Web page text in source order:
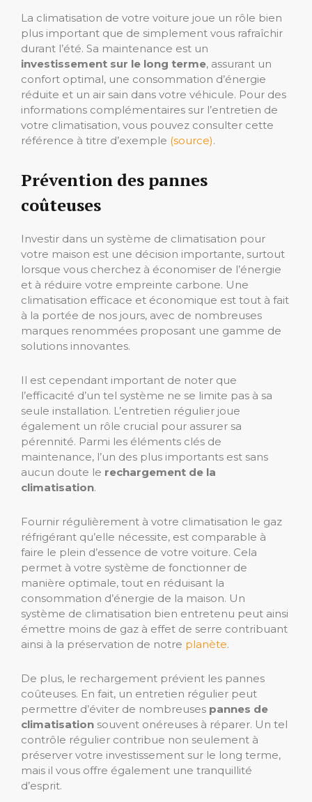
La climatisation de votre voiture joue un rôle bien
plus important que de simplement vous rafraîchir
durant l’été. Sa maintenance est un
investissement sur le long terme, assurant un
confort optimal, une consommation d’énergie
réduite et un air sain dans votre véhicule. Pour des
informations complémentaires sur l’entretien de
votre climatisation, vous pouvez consulter cette
référence à titre d’exemple (source).
Prévention des pannes
coûteuses
Investir dans un système de climatisation pour
votre maison est une décision importante, surtout
lorsque vous cherchez à économiser de l’énergie
et à réduire votre empreinte carbone. Une
climatisation efficace et économique est tout à fait
à la portée de nos jours, avec de nombreuses
marques renommées proposant une gamme de
solutions innovantes.
Il est cependant important de noter que
l’efficacité d’un tel système ne se limite pas à sa
seule installation. L’entretien régulier joue
également un rôle crucial pour assurer sa
pérennité. Parmi les éléments clés de
maintenance, l’un des plus importants est sans
aucun doute le rechargement de la
climatisation.
Fournir régulièrement à votre climatisation le gaz
réfrigérant qu’elle nécessite, est comparable à
faire le plein d’essence de votre voiture. Cela
permet à votre système de fonctionner de
manière optimale, tout en réduisant la
consommation d’énergie de la maison. Un
système de climatisation bien entretenu peut ainsi
émettre moins de gaz à effet de serre contribuant
ainsi à la préservation de notre planète.
De plus, le rechargement prévient les pannes
coûteuses. En fait, un entretien régulier peut
permettre d’éviter de nombreuses pannes de
climatisation souvent onéreuses à réparer. Un tel
contrôle régulier contribue non seulement à
préserver votre investissement sur le long terme,
mais il vous offre également une tranquillité
d’esprit.